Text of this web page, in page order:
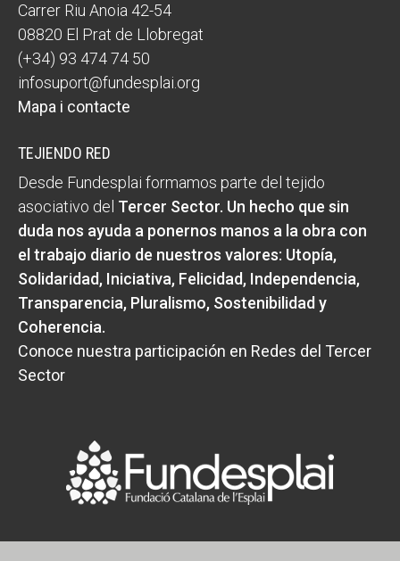
Carrer Riu Anoia 42-54
08820 El Prat de Llobregat
(+34) 93 474 74 50
infosuport@fundesplai.org
Mapa i contacte
TEJIENDO RED
Desde Fundesplai formamos parte del tejido
asociativo del Tercer Sector. Un hecho que sin
duda nos ayuda a ponernos manos a la obra con
el trabajo diario de nuestros valores: Utopía,
Solidaridad, Iniciativa, Felicidad, Independencia,
Transparencia, Pluralismo, Sostenibilidad y
Coherencia.
Conoce nuestra participación en Redes del Tercer
Sector